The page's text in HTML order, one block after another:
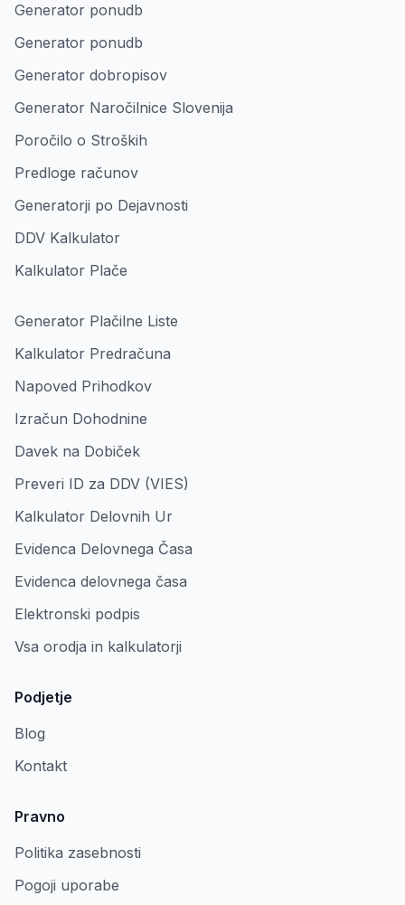
Generator ponudb
Generator ponudb
Generator dobropisov
Generator Naročilnice Slovenija
Poročilo o Stroških
Predloge računov
Generatorji po Dejavnosti
DDV Kalkulator
Kalkulator Plače
Generator Plačilne Liste
Kalkulator Predračuna
Napoved Prihodkov
Izračun Dohodnine
Davek na Dobiček
Preveri ID za DDV (VIES)
Kalkulator Delovnih Ur
Evidenca Delovnega Časa
Evidenca delovnega časa
Elektronski podpis
Vsa orodja in kalkulatorji
Podjetje
Blog
Kontakt
Pravno
Politika zasebnosti
Pogoji uporabe